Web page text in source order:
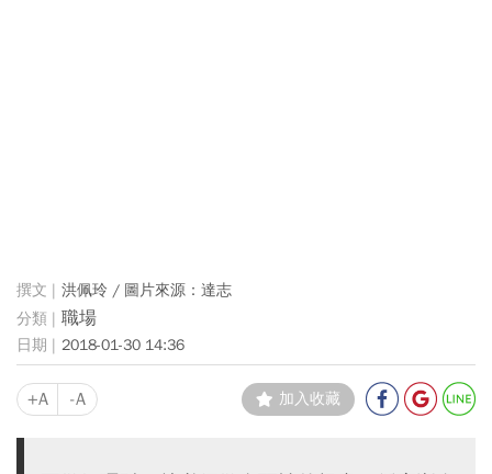
洪佩玲 / 圖片來源：達志
職場
2018-01-30 14:36
+A -A 加入收藏